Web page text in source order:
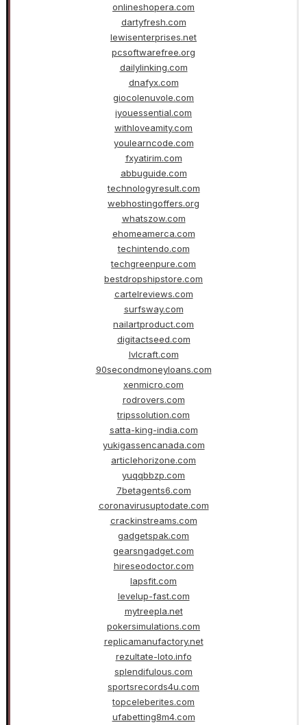
onlineshopera.com
dartyfresh.com
lewisenterprises.net
pcsoftwarefree.org
dailylinking.com
dnafyx.com
giocolenuvole.com
iyouessential.com
withloveamity.com
youlearncode.com
fxyatirim.com
abbuguide.com
technologyresult.com
webhostingoffers.org
whatszow.com
ehomeamerca.com
techintendo.com
techgreenpure.com
bestdropshipstore.com
cartelreviews.com
surfsway.com
nailartproduct.com
digitactseed.com
lvlcraft.com
90secondmoneyloans.com
xenmicro.com
rodrovers.com
tripssolution.com
satta-king-india.com
yukigassencanada.com
articlehorizone.com
yuqqbbzp.com
7betagents6.com
coronavirusuptodate.com
crackinstreams.com
gadgetspak.com
gearsngadget.com
hireseodoctor.com
lapsfit.com
levelup-fast.com
mytreepla.net
pokersimulations.com
replicamanufactory.net
rezultate-loto.info
splendifulous.com
sportsrecords4u.com
topceleberites.com
ufabetting8m4.com